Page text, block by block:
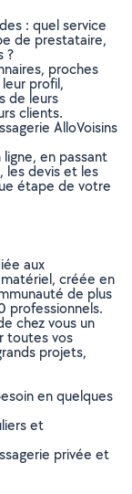
: quel service
de prestataire,
?
proches
profil,
de leurs
clients.
AlloVoisins
en passant
les devis et les
étape de votre
aux
créée en
de plus
professionnels.
chez vous un
toutes vos
projets,
en quelques
et
privée et